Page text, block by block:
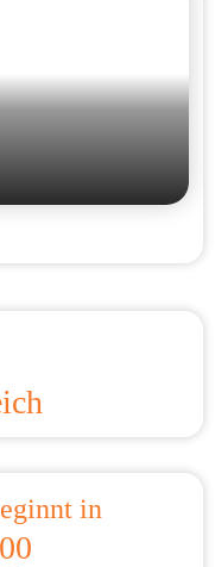
in
00